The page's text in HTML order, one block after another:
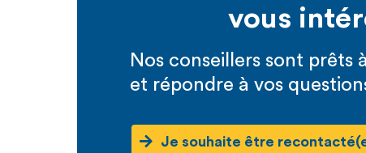
vous
Nos conseillers sont prêts
et répondre à vos
Je souhaite être